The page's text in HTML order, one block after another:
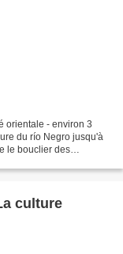
orientale - environ 3
du río Negro jusqu'à
le bouclier des
culture